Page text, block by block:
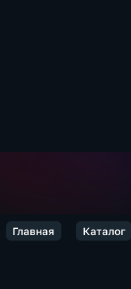
Главная Каталог